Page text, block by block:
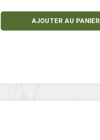
AJOUTER AU PANIER